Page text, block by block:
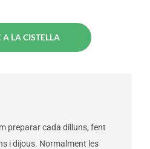
A LA CISTELLA
preparar cada dilluns, fent
i dijous. Normalment les